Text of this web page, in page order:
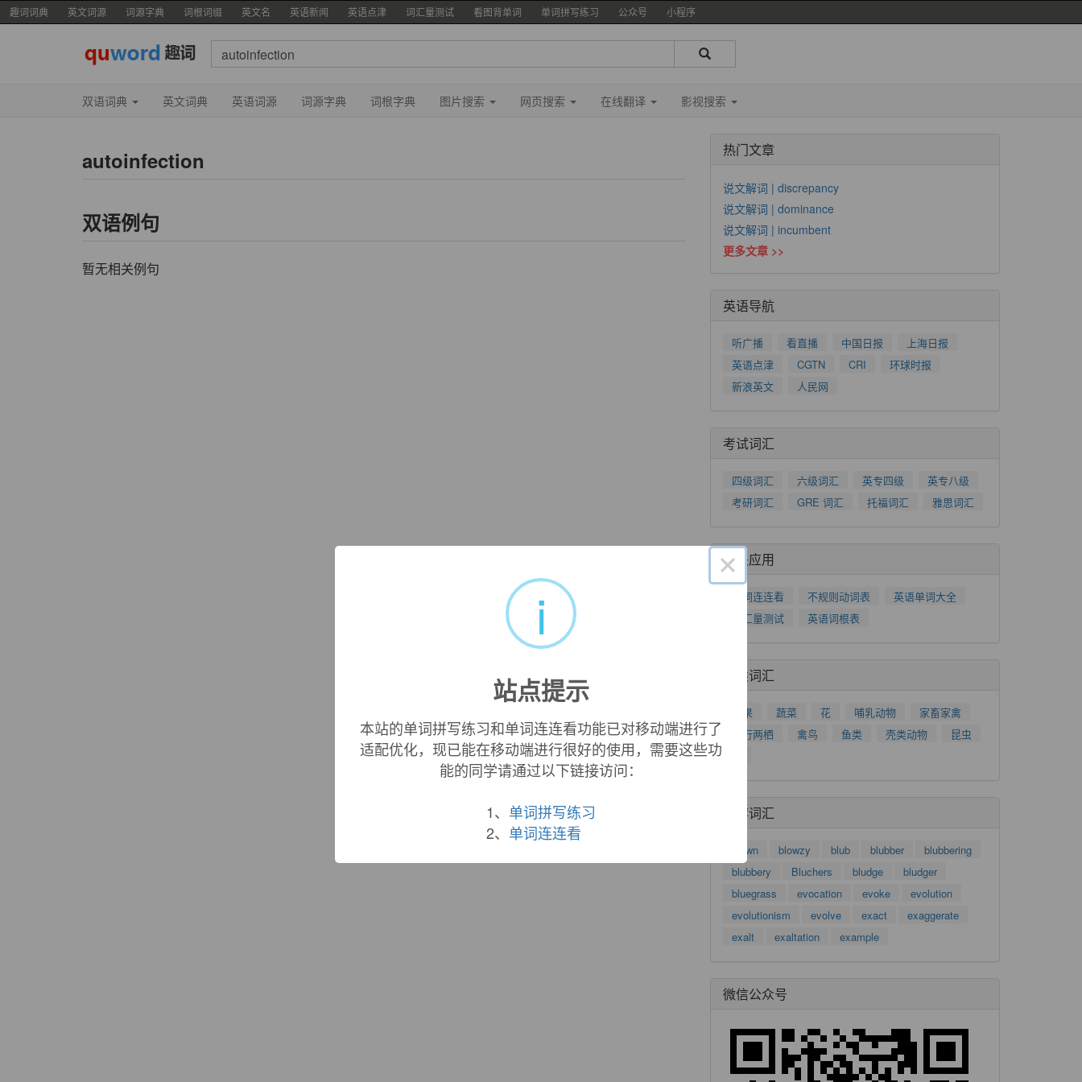
趣词词典 英文词源 词源字典 词根词缀 英文名 英语新闻 英语点津 词汇量测试 看图背单词 单词拼写练习 公众号 小程序
双语词典 英文词典 英语词源 词源字典 词根字典 图片搜索 网页搜索 在线翻译 影视搜索
autoinfection
双语例句
暂无相关例句
热门文章
说文解词 | discrepancy
说文解词 | dominance
说文解词 | incumbent
更多文章 >>
英语导航
听广播 看直播 中国日报
上海日报
英语点津
CGTN CRI
环球时报
新浪英文
人民网
考试词汇
四级词汇 六级词汇 英专四级
英专八级
考研词汇
GRE 词汇 托福词汇 雅思词汇
相关应用
单词连连看 不规则动词表
英语单词大全
词汇量测试
英语词根表
分类词汇
水果 蔬菜 花 哺乳动物
家畜家禽
爬行两栖
禽鸟 鱼类 壳类动物
昆虫
推荐词汇
blown blowzy blub blubber
blubbering
blubbery
Bluchers bludge
bludger
bluegrass
evocation evoke
evolution
evolutionism
evolve exact
exaggerate
exalt
exaltation example
微信公众号
×
i
站点提示
本站的单词拼写练习和单词连连看功能已对移动端进行了
适配优化，现已能在移动端进行很好的使用，需要这些功
能的同学请通过以下链接访问：
1、 单词拼写练习
2、 单词连连看